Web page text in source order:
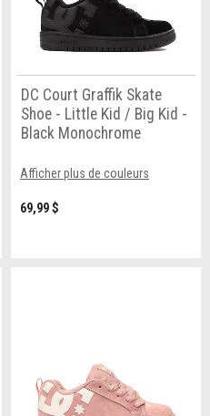
DC Court Graffik Skate
Shoe - Little Kid / Big Kid -
Black Monochrome
Afficher plus de couleurs
69,99 $